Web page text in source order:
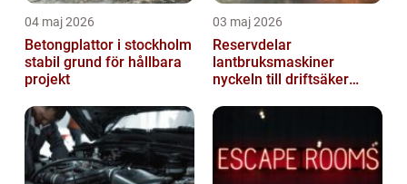
04 maj 2026
Betongplattor i stockholm
stabil grund för hållbara
projekt
03 maj 2026
Reservdelar
lantbruksmaskiner
nyckeln till driftsäker